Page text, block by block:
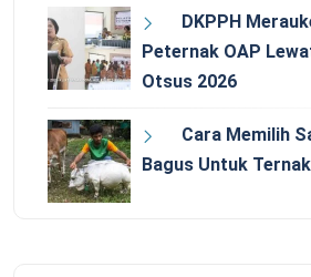
DKPPH
Peternak OAP
Otsus 2026
Cara Memilih
Bagus Untuk Ternak